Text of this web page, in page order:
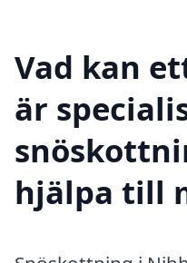
Vad kan
är
hjälpa till